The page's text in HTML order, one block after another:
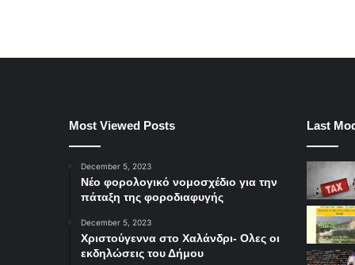
Most Viewed Posts
December 5, 2023
Νέο φορολογικό νομοσχέδιο για την
πάταξη της φοροδιαφυγής
December 5, 2023
Χριστούγεννα στο Χαλάνδρι- Ολες οι
εκδηλώσεις του Δήμου
Last